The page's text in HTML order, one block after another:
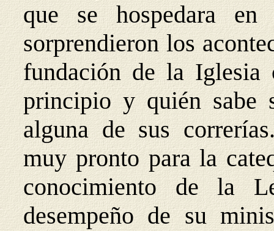
que se hospedara
sorprendieron los
fundación de la Iglesia
principio y quién sabe
alguna de sus
muy pronto para la
conocimiento de la
desempeño de su